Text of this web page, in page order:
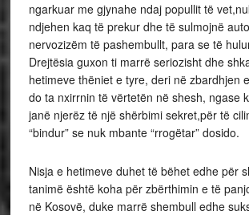
ngarkuar me gjynahe ndaj popullit të
ndjehen kaq të prekur dhe të sulmojnë
nervozizëm të pashembullt, para se të
Drejtësia guxon ti marrë seriozisht dhe
hetimeve thëniet e tyre, deri në zbardhjen
do ta nxirrnin të vërtetën në shesh, ngase
janë njerëz të një shërbimi sekret,për të
“bindur” se nuk mbante “rrogëtar” dosido.
Nisja e hetimeve duhet të bëhet edhe për
tanimë është koha për zbërthimin e të
në Kosovë, duke marrë shembull edhe